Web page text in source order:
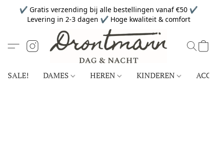
✔ Gratis verzending bij alle bestellingen vanaf €50 ✔
Levering in 2-3 dagen ✔ Hoge kwaliteit & comfort
SALE! DAMES HEREN KINDEREN